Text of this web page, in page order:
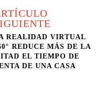
REALIDAD VIRTUAL
REDUCE MÁS DE LA
EL TIEMPO DE
DE UNA CASA